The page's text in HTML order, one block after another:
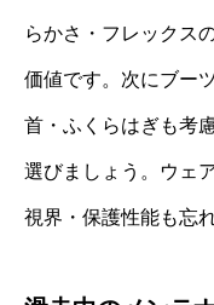
らかさ・フレックス
価値です。次にブー
首・ふくらはぎも考
選びましょう。ウェ
視界・保護性能も忘